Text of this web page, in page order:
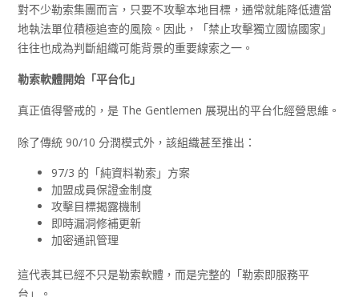
對不少勒索集團而言，只要不攻擊本地目標，通常就能降低遭當
地執法單位積極追查的風險。因此，「禁止攻擊獨立國協國家」
往往也成為判斷組織可能背景的重要線索之一。
勒索軟體開始「平台化」
真正值得警戒的，是 The Gentlemen 展現出的平台化經營思維。
除了傳統 90/10 分潤模式外，該組織甚至推出：
97/3 的「純資料勒索」方案
加盟成員保證金制度
攻擊目標揭露機制
即時漏洞修補更新
加密通訊管理
這代表其已經不只是勒索軟體，而是完整的「勒索即服務平
台」。